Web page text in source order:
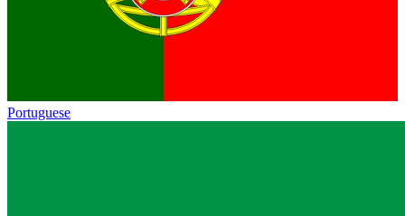
Portuguese